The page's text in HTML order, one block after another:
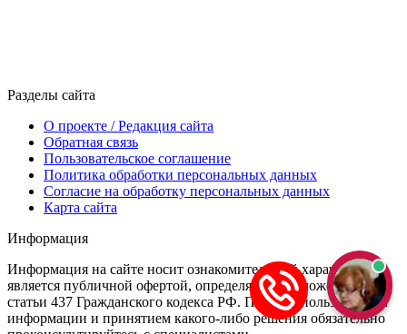
Разделы сайта
О проекте / Редакция сайта
Обратная связь
Пользовательское соглашение
Политика обработки персональных данных
Согласие на обработку персональных данных
Карта сайта
Информация
Информация на сайте носит ознакомительный характер и не
является публичной офертой, определяемой положениями
статьи 437 Гражданского кодекса РФ. Перед использованием
информации и принятием какого-либо решения обязательно